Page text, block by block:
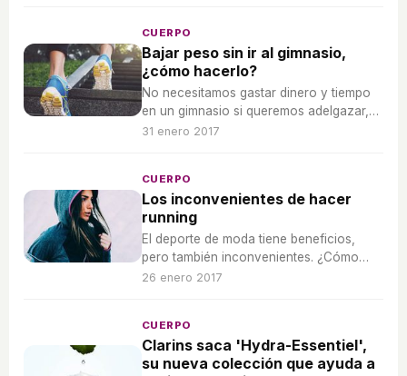
CUERPO
Bajar peso sin ir al gimnasio,
¿cómo hacerlo?
No necesitamos gastar dinero y tiempo
en un gimnasio si queremos adelgazar,
sigue estos consejos para adoptar
31 enero 2017
CUERPO
Los inconvenientes de hacer
running
El deporte de moda tiene beneficios,
pero también inconvenientes. ¿Cómo
afecta a tu cuerpo? ¿Y a tu salud
26 enero 2017
CUERPO
Clarins saca 'Hydra-Essentiel',
su nueva colección que ayuda a